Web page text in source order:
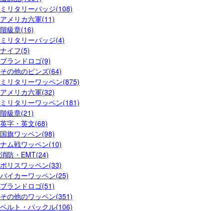
ミリタリーバッジ(108)
アメリカ六軍(11)
階級章(16)
ミリタリーバッジ(4)
ナイフ(5)
ブランドロゴ(9)
その他のピンズ(64)
ミリタリーワッペン(875)
アメリカ六軍(32)
ミリタリーワッペン(181)
階級章(21)
英字・英文(68)
国旗ワッペン(98)
ナム戦ワッペン(10)
消防・EMT(24)
ポリスワッペン(33)
バイカーワッペン(25)
ブランドロゴ(51)
その他のワッペン(351)
ベルト・バックル(106)